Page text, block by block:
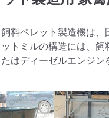
料ペレット製造機は
トミルの構造には、
はディーゼルエンジン